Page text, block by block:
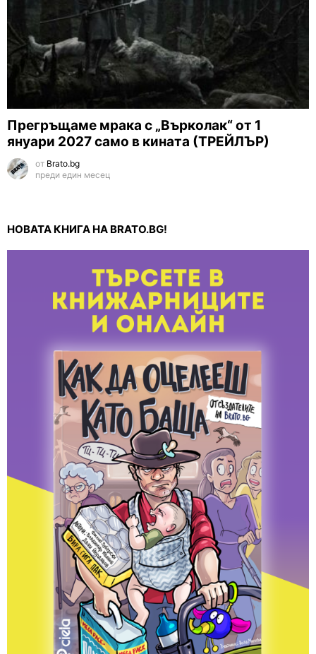
Прегръщаме мрака с „Върколак“ от 1
януари 2027 само в кината (ТРЕЙЛЪР)
от Brato.bg
преди един месец
НОВАТА КНИГА НА BRATO.BG!